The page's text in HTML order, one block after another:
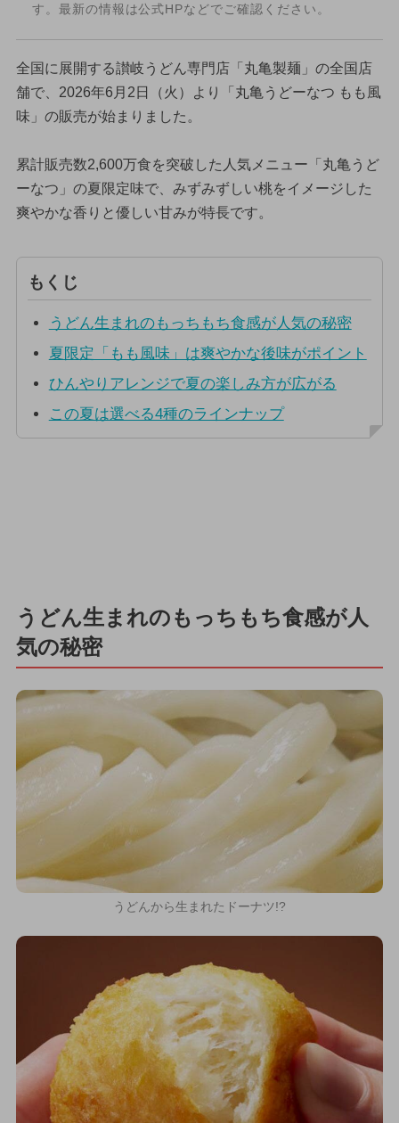
す。最新の情報は公式HPなどでご確認ください。
全国に展開する讃岐うどん専門店「丸亀製麺」の全国店
舗で、2026年6月2日（火）より「丸亀うどーなつ もも風
味」の販売が始まりました。
累計販売数2,600万食を突破した人気メニュー「丸亀うど
ーなつ」の夏限定味で、みずみずしい桃をイメージした
爽やかな香りと優しい甘みが特長です。
もくじ
うどん生まれのもっちもち食感が人気の秘密
夏限定「もも風味」は爽やかな後味がポイント
ひんやりアレンジで夏の楽しみ方が広がる
この夏は選べる4種のラインナップ
うどん生まれのもっちもち食感が人
気の秘密
うどんから生まれたドーナツ!?